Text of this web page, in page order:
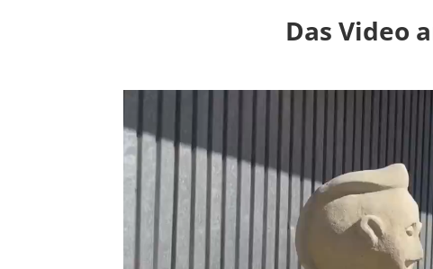
Das Video